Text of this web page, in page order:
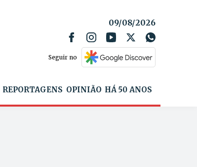
09/08/2026
Seguir no
REPORTAGENS OPINIÃO HÁ 50 ANOS